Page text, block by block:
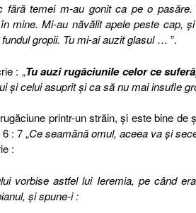
fără temei m-au gonit ca pe o
mine. Mi-au năvălit apele peste cap,
gropii. Tu mi-ai auzit glasul… ”.
: „Tu auzi rugăciunile celor ce
şi celui asuprit şi ca să nu mai insufle
printr-un străin, şi este bine
: 7 „Ce seamănă omul, aceea va şi
:
vorbise astfel lui Ieremia, pe când
şi spune-i :